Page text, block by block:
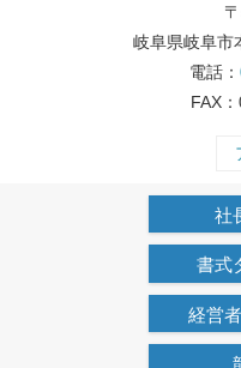
岐阜県岐阜市
電話：
FAX
社
書式
経営